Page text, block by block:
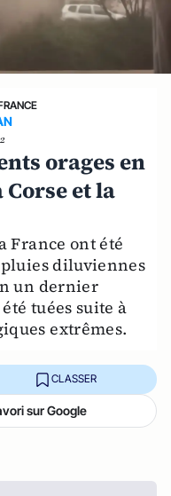
orages en
et la
France ont été
diluviennes
un dernier
tuées suite à
extrêmes.
CLASSER
sur Google